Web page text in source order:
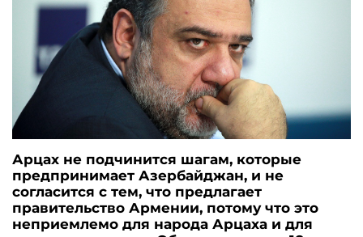
Арцах не подчинится шагам, которые
предпринимает Азербайджан, и не
согласится с тем, что предлагает
правительство Армении, потому что это
неприемлемо для народа Арцаха и для